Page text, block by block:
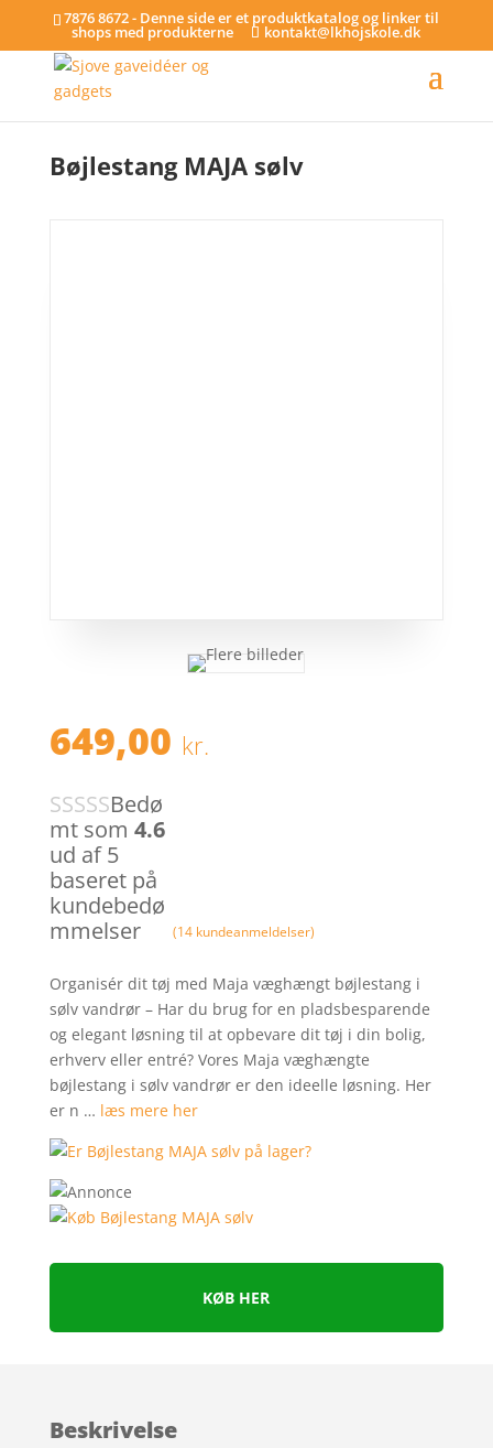
7876 8672 - Denne side er et produktkatalog og linker til
shops med produkterne kontakt@lkhojskole.dk
Bøjlestang MAJA sølv
649,00 kr.
Bedø
mt som 4.6
ud af 5
baseret på
kundebedø
mmelser
(14kundeanmeldelser)
Organisér dit tøj med Maja væghængt bøjlestang i
sølv vandrør – Har du brug for en pladsbesparende
og elegant løsning til at opbevare dit tøj i din bolig,
erhverv eller entré? Vores Maja væghængte
bøjlestang i sølv vandrør er den ideelle løsning. Her
er n … læs mere her
KØB HER
Beskrivelse